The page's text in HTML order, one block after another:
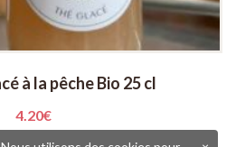
à la pêche Bio 25 cl
4.20€